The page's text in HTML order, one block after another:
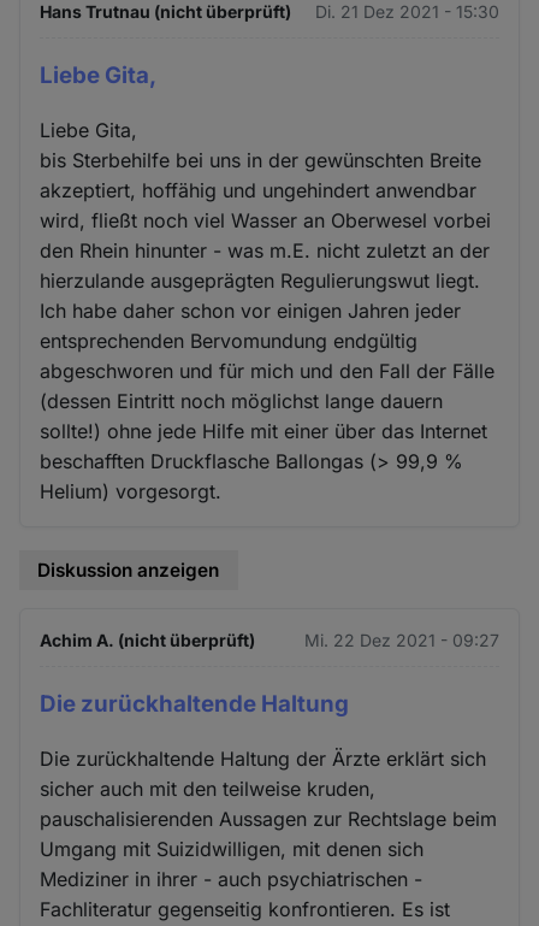
Hans Trutnau (nicht überprüft) Di. 21 Dez 2021 - 15:30
Liebe Gita,
Liebe Gita,
bis Sterbehilfe bei uns in der gewünschten Breite
akzeptiert, hoffähig und ungehindert anwendbar
wird, fließt noch viel Wasser an Oberwesel vorbei
den Rhein hinunter - was m.E. nicht zuletzt an der
hierzulande ausgeprägten Regulierungswut liegt.
Ich habe daher schon vor einigen Jahren jeder
entsprechenden Bervomundung endgültig
abgeschworen und für mich und den Fall der Fälle
(dessen Eintritt noch möglichst lange dauern
sollte!) ohne jede Hilfe mit einer über das Internet
beschafften Druckflasche Ballongas (> 99,9 %
Helium) vorgesorgt.
Diskussion anzeigen
Achim A. (nicht überprüft) Mi. 22 Dez 2021 - 09:27
Die zurückhaltende Haltung
Die zurückhaltende Haltung der Ärzte erklärt sich
sicher auch mit den teilweise kruden,
pauschalisierenden Aussagen zur Rechtslage beim
Umgang mit Suizidwilligen, mit denen sich
Mediziner in ihrer - auch psychiatrischen -
Fachliteratur gegenseitig konfrontieren. Es ist